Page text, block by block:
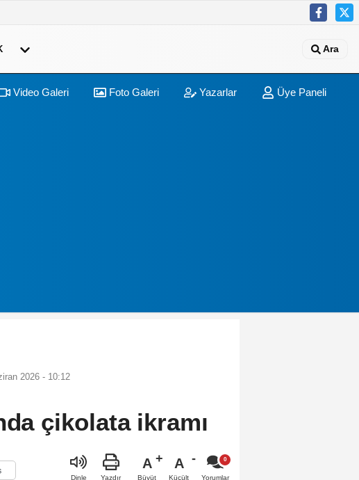
Ara
Video Galeri Foto Galeri Yazarlar Üye Paneli
2026 - 10:12
çikolata ikramı
Dinle Yazdır
A
Büyüt
A
Küçült Yorumlar